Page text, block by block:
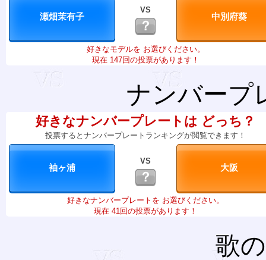
VS
？
好きなモデルを お選びください。
現在 147回の投票があります！
ナンバープ
好きなナンバープレートは どっち？
投票するとナンバープレートランキングが閲覧できます！
VS
？
好きなナンバープレートを お選びください。
現在 41回の投票があります！
歌